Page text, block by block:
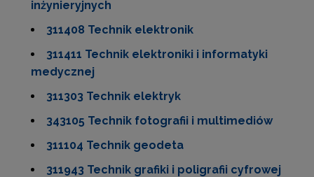
inżynieryjnych
311408 Technik elektronik
311411 Technik elektroniki i informatyki
medycznej
311303 Technik elektryk
343105 Technik fotografii i multimediów
311104 Technik geodeta
311943 Technik grafiki i poligrafii cyfrowej